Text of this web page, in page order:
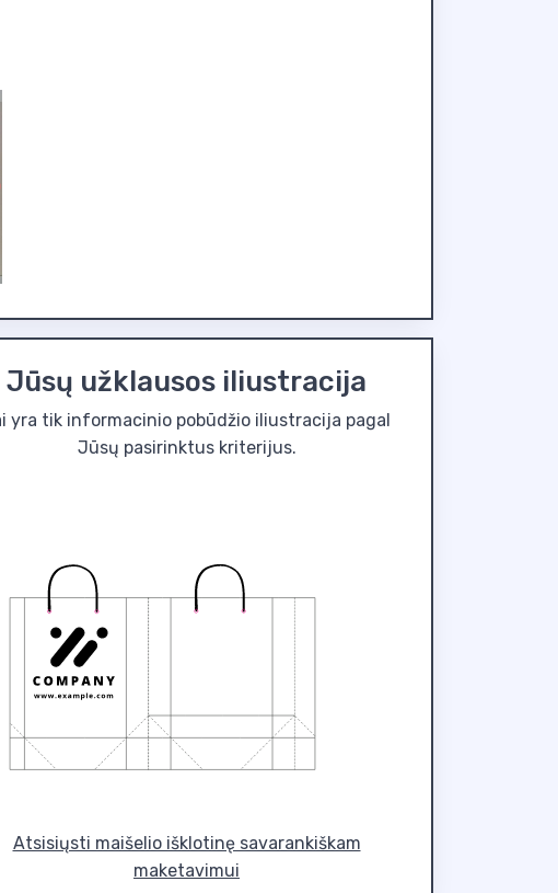
Jūsų užklausos iliustracija
yra tik informacinio pobūdžio iliustracija pagal
Jūsų pasirinktus kriterijus.
Atsisiųsti maišelio išklotinę savarankiškam
maketavimui